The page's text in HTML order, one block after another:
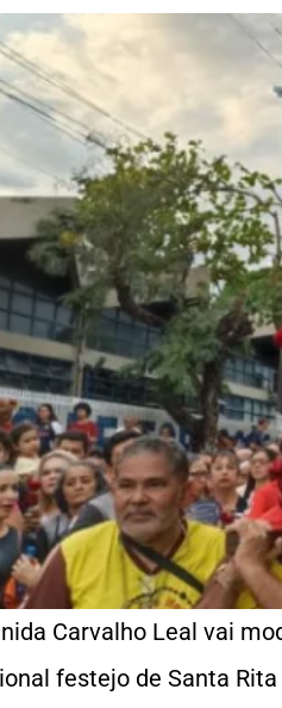
Carvalho Leal vai
festejo de Santa